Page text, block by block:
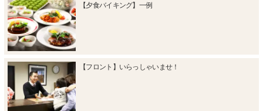
【夕食バイキング】一例
【フロント】いらっしゃいませ！